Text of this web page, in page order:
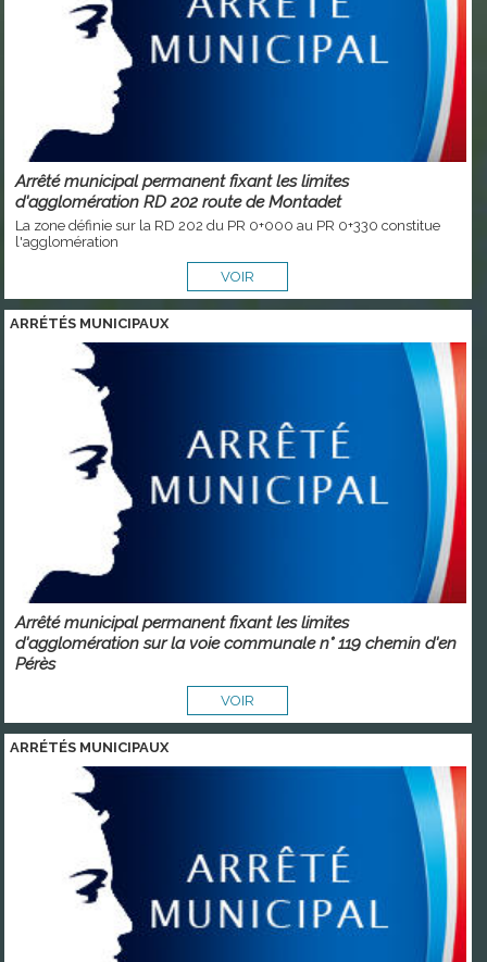
Arrêté municipal permanent fixant les limites
d'agglomération RD 202 route de Montadet
La zone définie sur la RD 202 du PR 0+000 au PR 0+330 constitue
l'agglomération
VOIR
ARRÉTÉS MUNICIPAUX
Arrêté municipal permanent fixant les limites
d'agglomération sur la voie communale n° 119 chemin d'en
Pérès
VOIR
ARRÉTÉS MUNICIPAUX